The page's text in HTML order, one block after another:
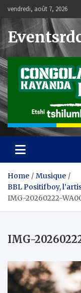
content
vendredi, août 7, 2026
Home
Musique
BBL Positifboy,
IMG-20260222-
IMG-